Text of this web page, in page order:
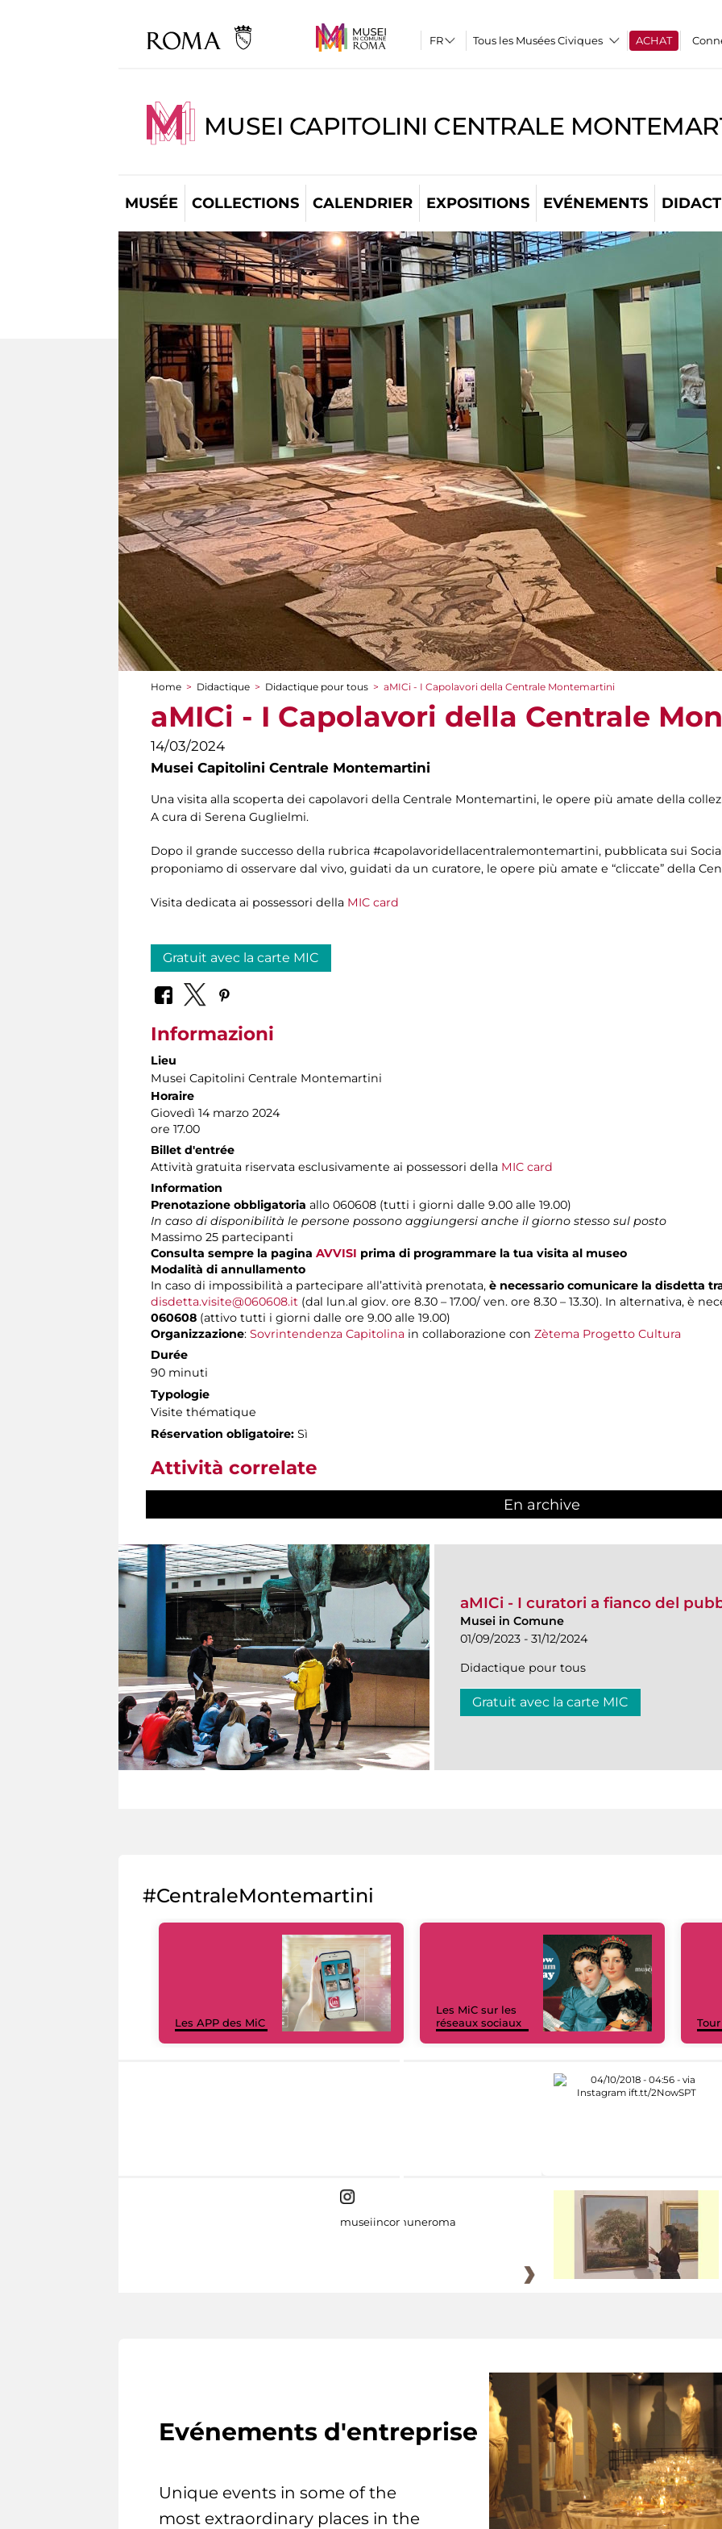
Tous les Musées Civiques ACHAT
MUSEI CAPITOLINI CENTRALE
MUSÉE COLLECTIONS CALENDRIER EXPOSITIONS EVÉNEMENTS
You are here
Home > Didactique > Didactique pour tous > aMICi - I Capolavori della Centrale Montemartini
aMICi - I Capolavori della Centrale
14/03/2024
Musei Capitolini Centrale Montemartini
Una visita alla scoperta dei capolavori della Centrale Montemartini, le opere più amate della
A cura di Serena Guglielmi.
Dopo il grande successo della rubrica #capolavoridellacentralemontemartini, pubblicata sui
proponiamo di osservare dal vivo, guidati da un curatore, le opere più amate e “cliccate” della
Visita dedicata ai possessori della MIC card
Gratuit avec la carte MIC
Informazioni
Lieu
Musei Capitolini Centrale Montemartini
Horaire
Giovedì 14 marzo 2024
ore 17.00
Billet d'entrée
Attività gratuita riservata esclusivamente ai possessori della MIC card
Information
Prenotazione obbligatoria allo 060608 (tutti i giorni dalle 9.00 alle 19.00)
In caso di disponibilità le persone possono aggiungersi anche il giorno stesso sul posto
Massimo 25 partecipanti
Consulta sempre la pagina AVVISI prima di programmare la tua visita al museo
Modalità di annullamento
In caso di impossibilità a partecipare all’attività prenotata, è necessario comunicare la disdetta
disdetta.visite@060608.it (dal lun.al giov. ore 8.30 – 17.00/ ven. ore 8.30 – 13.30). In alternativa, è
060608 (attivo tutti i giorni dalle ore 9.00 alle 19.00)
Organizzazione: Sovrintendenza Capitolina in collaborazione con Zètema Progetto Cultura
Durée
90 minuti
Typologie
Visite thématique
Réservation obligatoire: Sì
Attività correlate
En archive
aMICi - I curatori a fianco del
Musei in Comune
01/09/2023 - 31/12/2024
Didactique pour tous
Gratuit avec la carte MIC
#CentraleMontemartini
Les APP des MiC
Les MiC sur les
réseaux sociaux
museiincomuneroma
Evénements d'entreprise
Unique events in some of the
most extraordinary places in the